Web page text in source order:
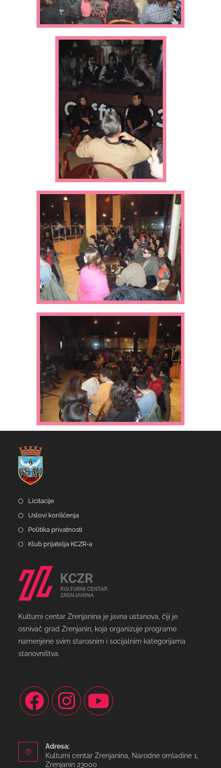
Licitacije
Uslovi korišćenja
Politika privatnosti
Klub prijatelja KCZR-a
Kulturni centar Zrenjanina je javna ustanova, čiji je
osnivač grad Zrenjanin, koja organizuje programe
namenjene svim starosnim i socijalnim kategorijama
stanovništva.
Adresa:
Kulturni centar Zrenjanina, Narodne omladine 1,
Zrenjanin 23000